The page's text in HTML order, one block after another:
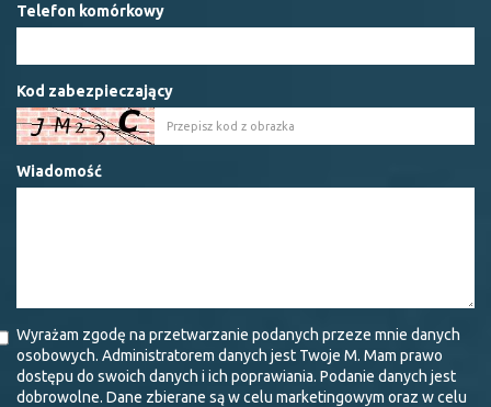
Telefon komórkowy
Kod zabezpieczający
Wiadomość
Wyrażam zgodę na przetwarzanie podanych przeze mnie danych
osobowych. Administratorem danych jest Twoje M. Mam prawo
dostępu do swoich danych i ich poprawiania. Podanie danych jest
dobrowolne. Dane zbierane są w celu marketingowym oraz w celu